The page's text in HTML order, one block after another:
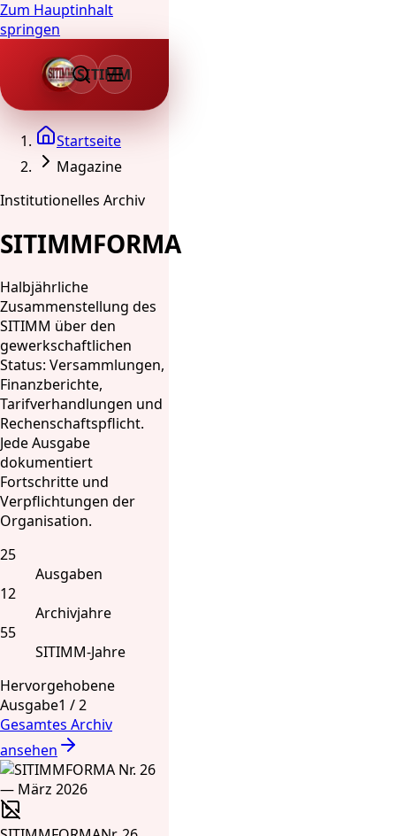
Zum Hauptinhalt
springen
SITIMM
Startseite
Magazine
Institutionelles Archiv
SITIMMFORMA
Halbjährliche
Zusammenstellung des
SITIMM über den
gewerkschaftlichen
Status: Versammlungen,
Finanzberichte,
Tarifverhandlungen und
Rechenschaftspflicht.
Jede Ausgabe
dokumentiert
Fortschritte und
Verpflichtungen der
Organisation.
25
Ausgaben
12
Archivjahre
55
SITIMM-Jahre
Hervorgehobene
Ausgabe1 /2
Gesamtes Archiv
ansehen